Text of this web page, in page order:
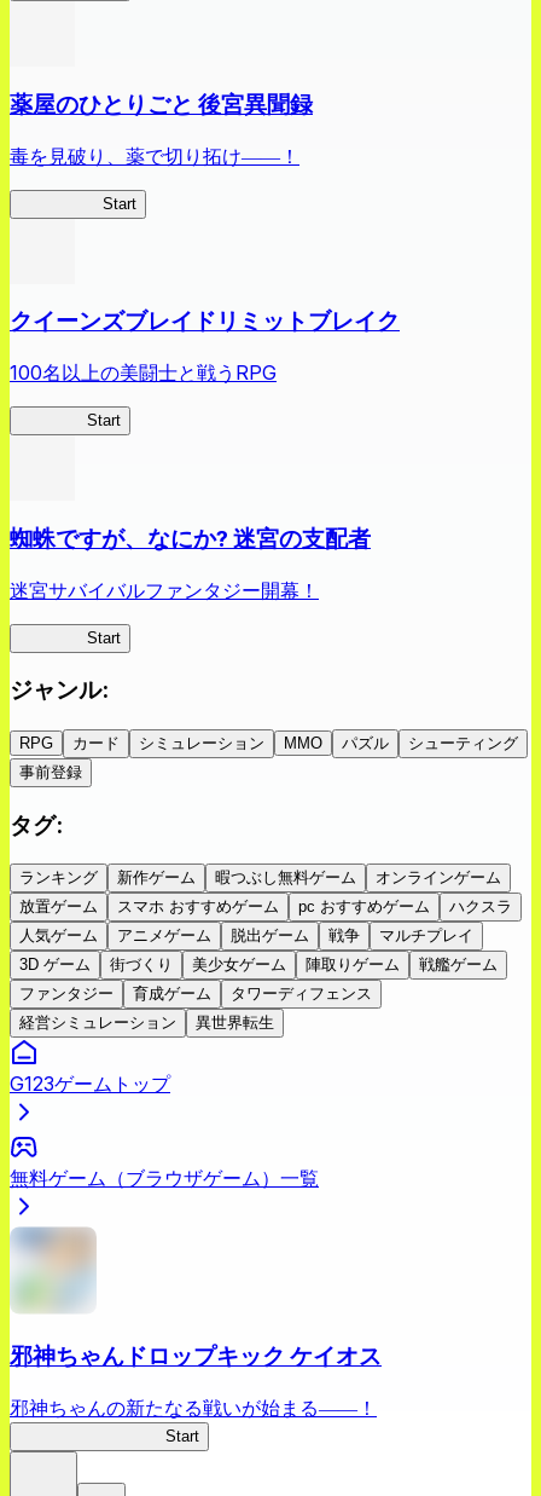
薬屋のひとりごと 後宮異聞録
毒を見破り、薬で切り拓け――！
Start
クイーンズブレイドリミットブレイク
100名以上の美闘士と戦うRPG
Start
蜘蛛ですが、なにか? 迷宮の支配者
迷宮サバイバルファンタジー開幕！
Start
ジャンル:
RPG カード シミュレーション MMO パズル
シューティング
事前登録
タグ:
ランキング 新作ゲーム 暇つぶし無料ゲーム
オンラインゲーム
放置ゲーム
スマホ おすすめゲーム pc おすすめゲーム
ハクスラ
人気ゲーム
アニメゲーム 脱出ゲーム 戦争
マルチプレイ
3D ゲーム
街づくり 美少女ゲーム 陣取りゲーム
戦艦ゲーム
ファンタジー
育成ゲーム
タワーディフェンス
経営シミュレーション
異世界転生
G123ゲームトップ
無料ゲーム（ブラウザゲーム）一覧
邪神ちゃんドロップキック ケイオス
邪神ちゃんの新たなる戦いが始まる――！
Start